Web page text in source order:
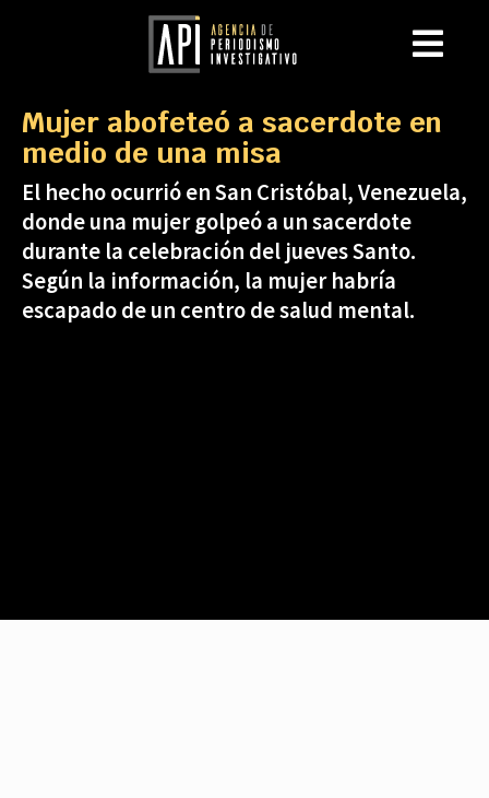
Mujer abofeteó a sacerdote en
medio de una misa
El hecho ocurrió en San Cristóbal, Venezuela,
donde una mujer golpeó a un sacerdote
durante la celebración del jueves Santo.
Según la información, la mujer habría
escapado de un centro de salud mental.